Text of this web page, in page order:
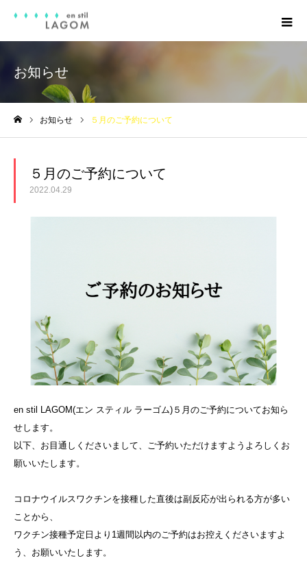
お知らせ
お知らせ ５月のご予約について
５月のご予約について
2022.04.29
en stil LAGOM(エン スティル ラーゴム)５月のご予約についてお知ら
せします。
以下、お目通しくださいまして、ご予約いただけますようよろしくお
願いいたします。
コロナウイルスワクチンを接種した直後は副反応が出られる方が多い
ことから、
ワクチン接種予定日より1週間以内のご予約はお控えくださいますよ
う、お願いいたします。